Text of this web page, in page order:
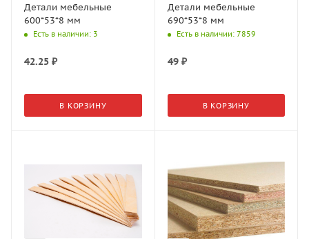
Детали мебельные
600*53*8 мм
Есть в наличии: 3
42.25 ₽
В КОРЗИНУ
Детали мебельные
690*53*8 мм
Есть в наличии: 7859
49₽
В КОРЗИНУ